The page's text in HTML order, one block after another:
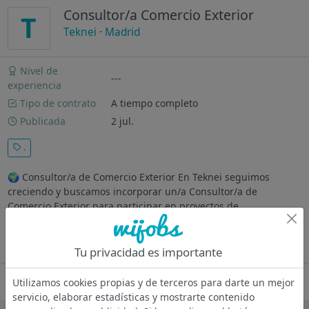
T Consultor/a Comercio Exterior
Teknei · Madrid
Nivel de
experiencia
---
Tipo de contrato
A tiempo completo
Publicada
2 jul.
.
🌍 Consultor/a de Comercio Exterior En Teknei seguimos
creciendo y buscamos incorporar un/a Consultor/a de
Comercio Exterior para participar en proyectos de
asesoramiento y apoyo a la internacionalización empresarial,
aportando experiencia...
Oferta desactivada
Tu privacidad es importante
Utilizamos cookies propias y de terceros para darte un mejor
servicio, elaborar estadísticas y mostrarte contenido